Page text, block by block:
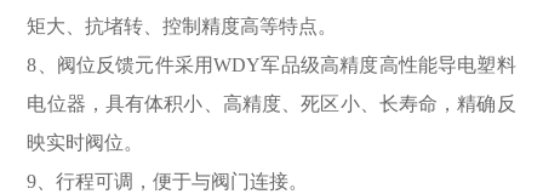
矩大、抗堵转、控制精度高等特点。
8、阀位反馈元件采用WDY军品级高精度高性能导电塑料
电位器，具有体积小、高精度、死区小、长寿命，精确反
映实时阀位。
9、行程可调，便于与阀门连接。